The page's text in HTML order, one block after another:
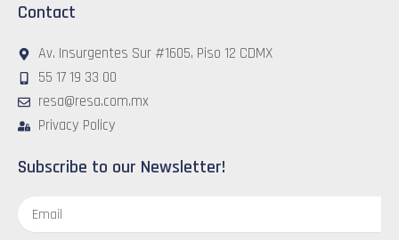
Contact
Av. Insurgentes Sur #1605, Piso 12 CDMX
55 17 19 33 00
resa@resa.com.mx
Privacy Policy
Subscribe to our Newsletter!